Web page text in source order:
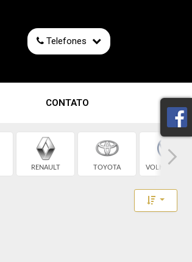
Telefones
CONTATO
RENAULT TOYOTA VOLKSWAGEN
Toggle